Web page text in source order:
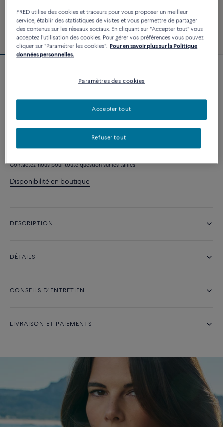
Bracelet Force 10
PERSONNALISER
AJOUTER AU PANIER
Contactez-nous pour toute question sur les tailles
Disponibilité en boutique
DESCRIPTION
DÉTAILS
CONSEILS D'ENTRETIEN
LIVRAISON ET PAIEMENTS
FRED utilise des cookies et traceurs pour vous proposer un meilleur
service, établir des statistiques de visites et vous permettre de partager
des contenus sur les réseaux sociaux. En cliquant sur "Accepter tout" vous
acceptez l'utilisation des cookies. Pour gérer vos préférences vous pouvez
cliquer sur "Paramétrer les cookies". Pour en savoir plus sur la Politique
données personnelles.
Paramètres des cookies
Refuser tout
Accepter tout